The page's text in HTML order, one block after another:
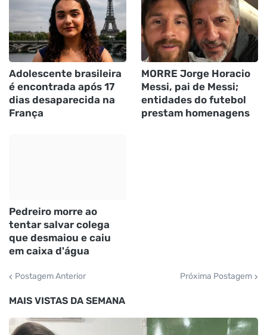
Adolescente brasileira
é encontrada após 17
dias desaparecida na
França
MORRE Jorge Horacio
Messi, pai de Messi;
entidades do futebol
prestam homenagens
Pedreiro morre ao
tentar salvar colega
que desmaiou e caiu
em caixa d'água
Postagem Anterior Próxima Postagem
MAIS VISTAS DA SEMANA